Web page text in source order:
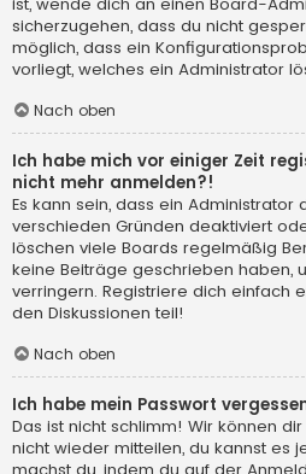
ist, wende dich an einen Board-
sicherzugehen, dass du nicht
möglich, dass ein
vorliegt, welches ein Administrator
Nach oben
Ich habe mich vor einiger Zeit
nicht mehr anmelden?!
Es kann sein, dass ein Administrator
verschieden Gründen deaktiviert
löschen viele Boards regelmäßig
keine Beiträge geschrieben haben,
verringern. Registriere dich einfach
den Diskussionen teil!
Nach oben
Ich habe mein Passwort
Das ist nicht schlimm! Wir können
nicht wieder mitteilen, du kannst es